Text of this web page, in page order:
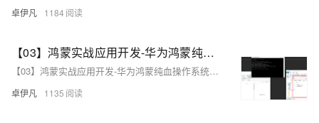
卓伊凡 1184
【03】鸿蒙实战应用开发-华为鸿蒙纯血操作系统Harmony OS NEXT-测试hello word效果-虚拟华为手机真机环境调试-为DevEco Studio编译器安装中文插件-测试写一个滑动块效果-介绍诸如ohos.ui等依赖库-全过程实战项目分享-从零开发到上线-优雅草卓伊凡
【03】鸿蒙实战应用开发-华为鸿蒙纯血操作系统Harmony OS NEXT-测试hello word效果-虚拟华为手机真机环境调试-为DevEco Studio编译器安装中文插件-测试写一个滑动块效果-介绍诸如ohos.ui等依赖库-全过程实战项目分享-从零开发到上线-优雅草卓伊凡
卓伊凡 1135